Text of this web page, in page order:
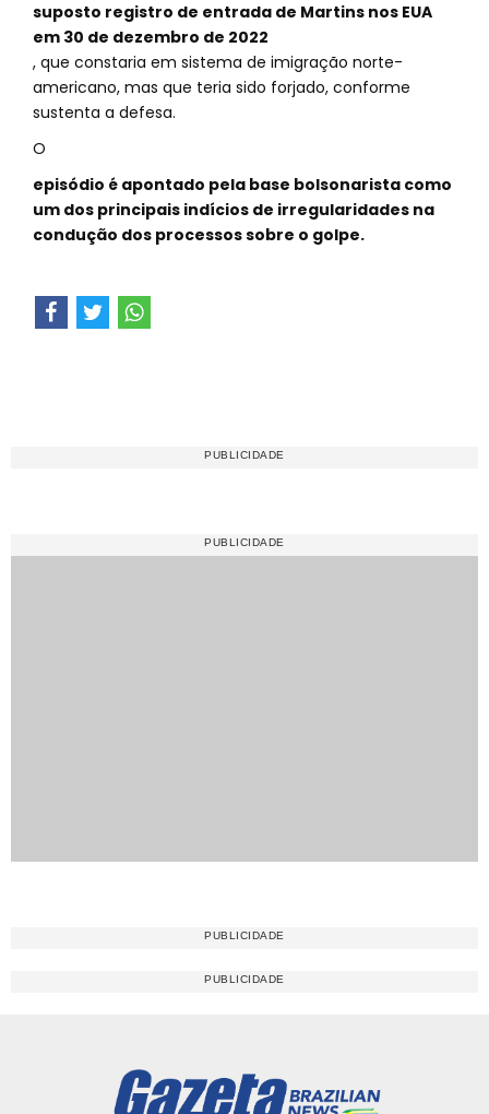
suposto registro de entrada de Martins nos EUA
em 30 de dezembro de 2022
, que constaria em sistema de imigração norte-
americano, mas que teria sido forjado, conforme
sustenta a defesa.
O
episódio é apontado pela base bolsonarista como
um dos principais indícios de irregularidades na
condução dos processos sobre o golpe.